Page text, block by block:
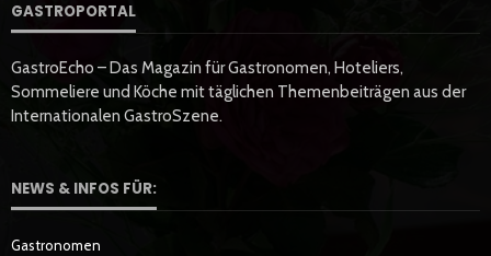
GASTROPORTAL
GastroEcho – Das Magazin für Gastronomen, Hoteliers,
Sommeliere und Köche mit täglichen Themenbeiträgen aus der
Internationalen GastroSzene.
NEWS & INFOS FÜR:
Gastronomen